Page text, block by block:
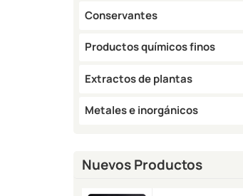
Conservantes
Productos químicos finos
Extractos de plantas
Metales e inorgánicos
Nuevos Productos